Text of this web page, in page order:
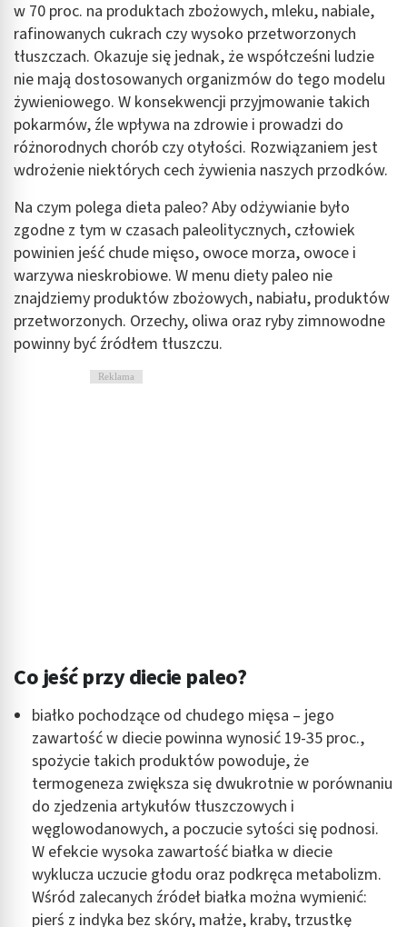
w 70 proc. na produktach zbożowych, mleku, nabiale,
rafinowanych cukrach czy wysoko przetworzonych
tłuszczach. Okazuje się jednak, że współcześni ludzie
nie mają dostosowanych organizmów do tego modelu
żywieniowego. W konsekwencji przyjmowanie takich
pokarmów, źle wpływa na zdrowie i prowadzi do
różnorodnych chorób czy otyłości. Rozwiązaniem jest
wdrożenie niektórych cech żywienia naszych przodków.
Na czym polega dieta paleo? Aby odżywianie było
zgodne z tym w czasach paleolitycznych, człowiek
powinien jeść chude mięso, owoce morza, owoce i
warzywa nieskrobiowe. W menu diety paleo nie
znajdziemy produktów zbożowych, nabiału, produktów
przetworzonych. Orzechy, oliwa oraz ryby zimnowodne
powinny być źródłem tłuszczu.
Reklama
Co jeść przy diecie paleo?
białko pochodzące od chudego mięsa – jego
zawartość w diecie powinna wynosić 19-35 proc.,
spożycie takich produktów powoduje, że
termogeneza zwiększa się dwukrotnie w porównaniu
do zjedzenia artykułów tłuszczowych i
węglowodanowych, a poczucie sytości się podnosi.
W efekcie wysoka zawartość białka w diecie
wyklucza uczucie głodu oraz podkręca metabolizm.
Wśród zalecanych źródeł białka można wymienić:
pierś z indyka bez skóry, małże, kraby, trzustkę